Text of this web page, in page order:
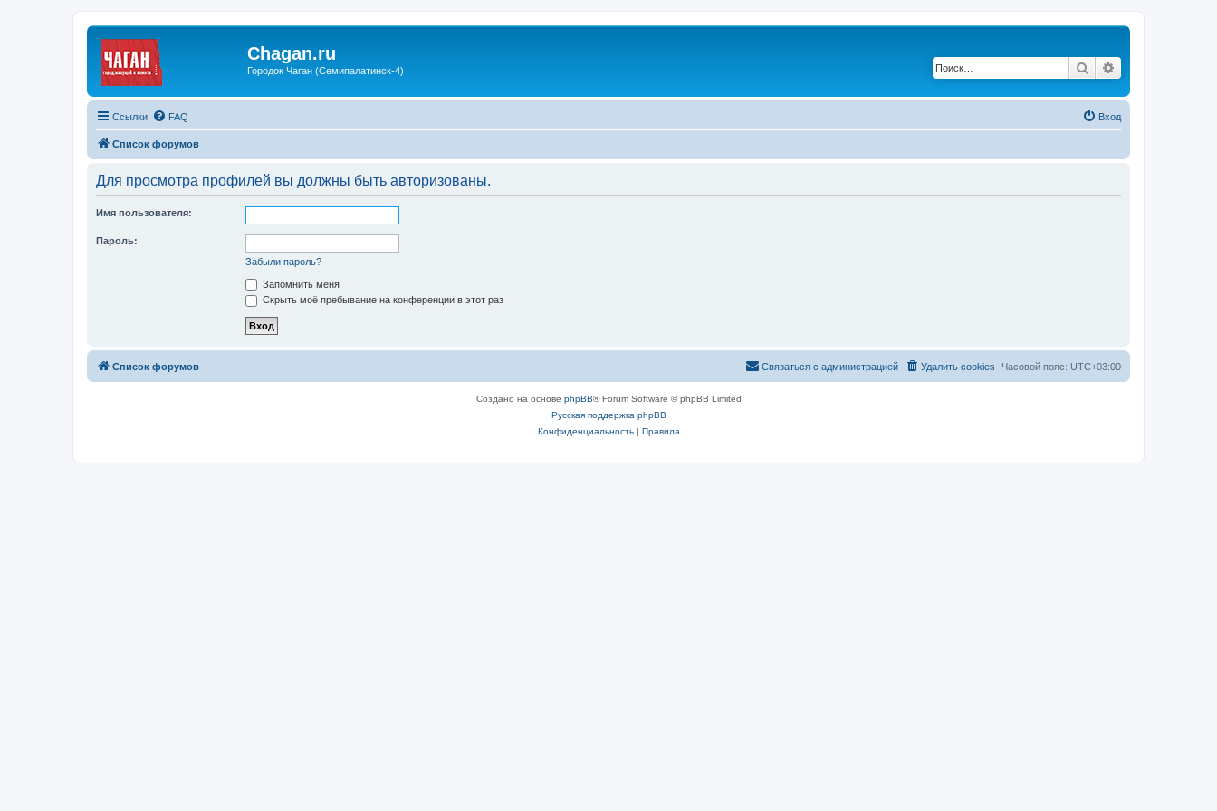
Chagan.ru
Городок Чаган (Семипалатинск-4) Поиск
Ссылки FAQ Вход
Список форумов
Для просмотра профилей вы должны быть авторизованы.
Имя пользователя:
Пароль:
Забыли пароль?
Запомнить меня
Скрыть моё пребывание на конференции в этот раз
Список форумов Часовой пояс: UTC+03:00
Удалить cookies
Связаться с администрацией
Создано на основе phpBB® Forum Software © phpBB Limited
Русская поддержка phpBB
Конфиденциальность| Правила